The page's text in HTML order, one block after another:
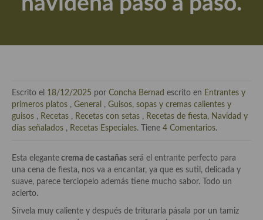
Flores en la cocina recetas
En la mesa: menaje, vajilla, técnicas de emplatado, decoración
Especias, hierbas, condimentos, espesantes y aditivos
historias culinarias y otras cosas
Origen y evolución de la comida
Protocolo y buenas maneras.
Escrito el 18/12/2025 por Concha Bernad escrito en Entrantes y
primeros platos , General , Guisos, sopas y cremas calientes y
guisos , Recetas , Recetas con setas , Recetas de fiesta, Navidad y
días señalados , Recetas Especiales. Tiene 4 Comentarios.
Esta elegante crema de castañas será el entrante perfecto para
una cena de fiesta, nos va a encantar, ya que es sutil, delicada y
suave, parece terciopelo además tiene mucho sabor. Todo un
acierto.
Sírvela muy caliente y después de triturarla pásala por un tamiz